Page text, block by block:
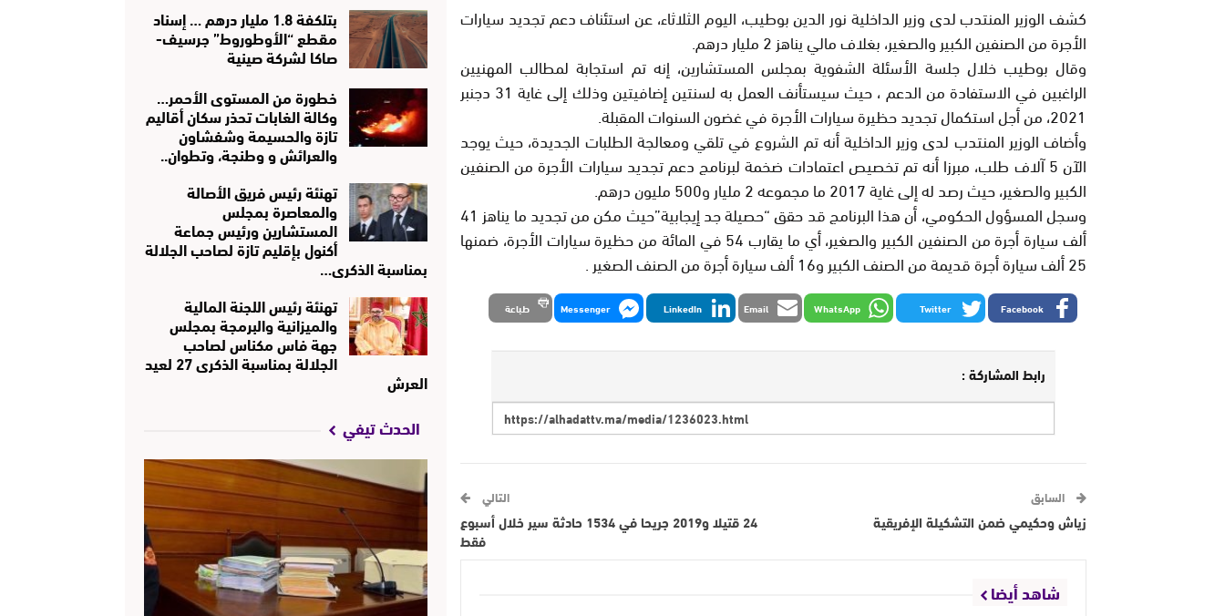
كشف الوزير المنتدب لدى وزير الداخلية نور الدين بوطيب، اليوم الثلاثاء، عن استئناف دعم تجديد سيارات
الأجرة من الصنفين الكبير والصغير، بغلاف مالي يناهز 2 مليار درهم.
وقال بوطيب خلال جلسة الأسئلة الشفوية بمجلس المستشارين، إنه تم استجابة لمطالب المهنيين
الراغبين في الاستفادة من الدعم ، حيث سيستأنف العمل به لسنتين إضافيتين وذلك إلى غاية 31 دجنبر
2021، من أجل استكمال تجديد حظيرة سيارات الأجرة في غضون السنوات المقبلة.
وأضاف الوزير المنتدب لدى وزير الداخلية أنه تم الشروع في تلقي ومعالجة الطلبات الجديدة، حيث يوجد
الآن 5 آلاف طلب، مبرزا أنه تم تخصيص اعتمادات ضخمة لبرنامج دعم تجديد سيارات الأجرة من الصنفين
الكبير والصغير، حيث رصد له إلى غاية 2017 ما مجموعه 2 مليار و500 مليون درهم.
وسجل المسؤول الحكومي، أن هذا البرنامج قد حقق “حصيلة جد إيجابية”حيث مكن من تجديد ما يناهز 41
ألف سيارة أجرة من الصنفين الكبير والصغير، أي ما يقارب 54 في المائة من حظيرة سيارات الأجرة، ضمنها
25 ألف سيارة أجرة قديمة من الصنف الكبير و16 ألف سيارة أجرة من الصنف الصغير .
Facebook
Twitter
WhatsApp
Email
LinkedIn
Messenger طباعة
رابط المشاركة :
السابق
زياش وحكيمي ضمن التشكيلة الإفريقية
التالي
24 قتيلا و2019 جريحا في 1534 حادثة سير خلال أسبوع
فقط
شاهد أيضا
بتلكفة 1.8 مليار درهم … إسناد
مقطع “الأوطوروط” جرسيف-
صاكا لشركة صينية
خطورة من المستوى الأحمر…
وكالة الغابات تحذر سكان أقاليم
تازة والحسيمة وشفشاون
والعرائش و وطنجة، وتطوان..
تهنئة رئيس فريق الأصالة
والمعاصرة بمجلس
المستشارين ورئيس جماعة
أكنول بإقليم تازة لصاحب الجلالة
بمناسبة الذكرى…
تهنئة رئيس اللجنة المالية
والميزانية والبرمجة بمجلس
جهة فاس مكناس لصاحب
الجلالة بمناسبة الذكرى 27 لعيد
العرش
الحدث تيفي